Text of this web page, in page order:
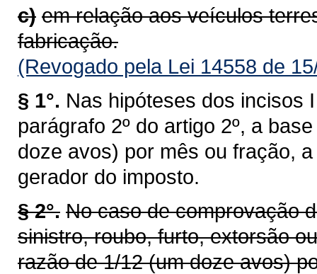
c) em relação aos veículos
fabricação.
(Revogado pela Lei 14558 de
§ 1°. Nas hipóteses dos incisos
parágrafo 2º do artigo 2º, a
doze avos) por mês ou fração,
gerador do imposto.
§ 2°. No caso de comprovação
sinistro, roubo, furto, extorsão
razão de 1/12 (um doze avos)